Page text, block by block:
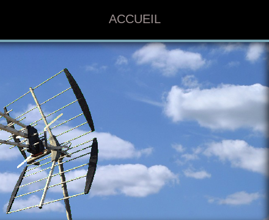
ACCUEIL